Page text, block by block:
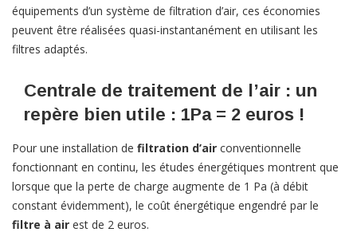
équipements d’un système de filtration d’air, ces économies
peuvent être réalisées quasi-instantanément en utilisant les
filtres adaptés.
Centrale de traitement de l’air : un
repère bien utile : 1Pa = 2 euros !
Pour une installation de filtration d’air conventionnelle
fonctionnant en continu, les études énergétiques montrent que
lorsque que la perte de charge augmente de 1 Pa (à débit
constant évidemment), le coût énergétique engendré par le
filtre à air est de 2 euros.